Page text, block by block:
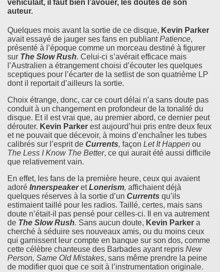
véhiculait, il faut bien l’avouer, les doutes de son
auteur.
Quelques mois avant la sortie de ce disque, Kevin Parker
avait essayé de jauger ses fans en publiantPatience,
présenté à l’époque comme un morceau destiné à figurer
sur The Slow Rush. Celui-ci s’avérait efficace mais
l’Australien a étrangement choisi d’écouter les quelques
sceptiques pour l’écarter de la setlist de son quatrième LP
dont il reportait d’ailleurs la sortie.
Choix étrange, donc, car ce court délai n’a sans doute pas
conduit à un changement en profondeur de la tonalité du
disque. Et il est vrai que, au premier abord, ce dernier peut
dérouter. Kevin Parker est aujourd’hui pris entre deux feux
et ne pouvait que décevoir, à moins d’enchaîner les tubes
calibrés sur l’esprit de Currents, façon Let It Happen ou
The Less I Know The Better, ce qui aurait été aussi difficile
que relativement vain.
En effet, les fans de la première heure, ceux qui avaient
adoré Innerspeaker etLonerism, affichaient déjà
quelques réserves à la sortie d’un Currents qu’ils
estimaient taillé pour les radios. Taillé, certes, mais sans
doute n’était-il pas pensé pour celles-ci. Il en va autrement
de The Slow Rush. Sans aucun doute, Kevin Parker a
cherché à séduire ses nouveaux amis, ou du moins ceux
qui garnissent leur compte en banque sur son dos, comme
cette célèbre chanteuse des Barbades ayant repris New
Person, Same Old Mistakes, sans même prendre la peine
de modifier quoi que ce soit à l’instrumentation originale.